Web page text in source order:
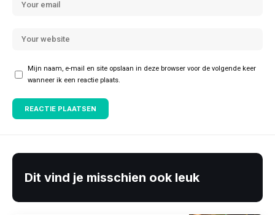
Mijn naam, e-mail en site opslaan in deze browser voor de volgende keer
wanneer ik een reactie plaats.
Dit vind je misschien ook leuk